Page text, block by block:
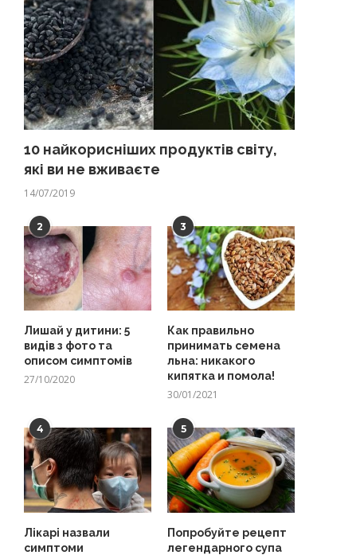
10 найкорисніших продуктів світу,
які ви не вживаєте
14/07/2019
2
Лишай у дитини: 5
видів з фото та
описом симптомів
27/10/2020
3
Как правильно
принимать семена
льна: никакого
кипятка и помола!
30/01/2021
4
Лікарі назвали
симптоми
5
Попробуйте рецепт
легендарного супа